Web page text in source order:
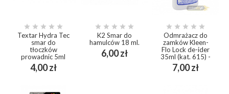
    
Textar Hydra Tec
smar do
tłoczków
prowadnic 5ml
4,00 złCena
    
K2 Smar do
hamulców 18 ml.
6,00 złCena
    
Odmrażacz do
zamków Kleen-
Flo Lock de-ider
35ml (kat. 615) -
7,00 złCena